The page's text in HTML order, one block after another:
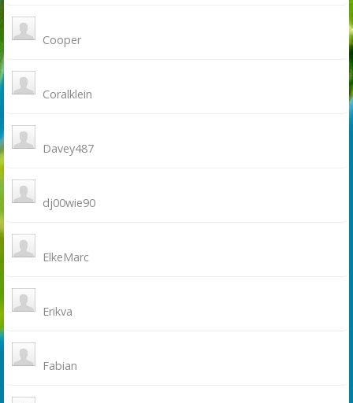
Cooper
Coralklein
Davey487
dj00wie90
ElkeMarc
Erikva
Fabian